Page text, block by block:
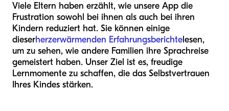
Viele Eltern haben erzählt, wie unsere App die
Frustration sowohl bei ihnen als auch bei ihren
Kindern reduziert hat. Sie können einige
dieserherzerwärmenden Erfahrungsberichtelesen,
um zu sehen, wie andere Familien ihre Sprachreise
gemeistert haben. Unser Ziel ist es, freudige
Lernmomente zu schaffen, die das Selbstvertrauen
Ihres Kindes stärken.